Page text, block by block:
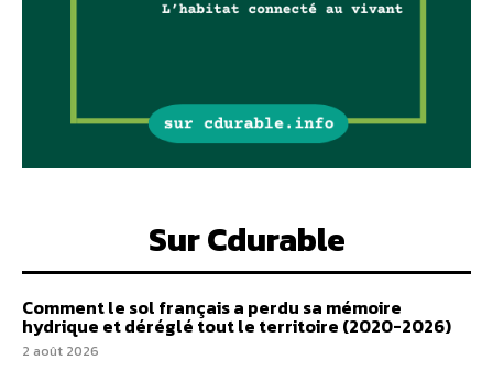
Sur Cdurable
Comment le sol français a perdu sa mémoire
hydrique et déréglé tout le territoire (2020-2026)
2 août 2026